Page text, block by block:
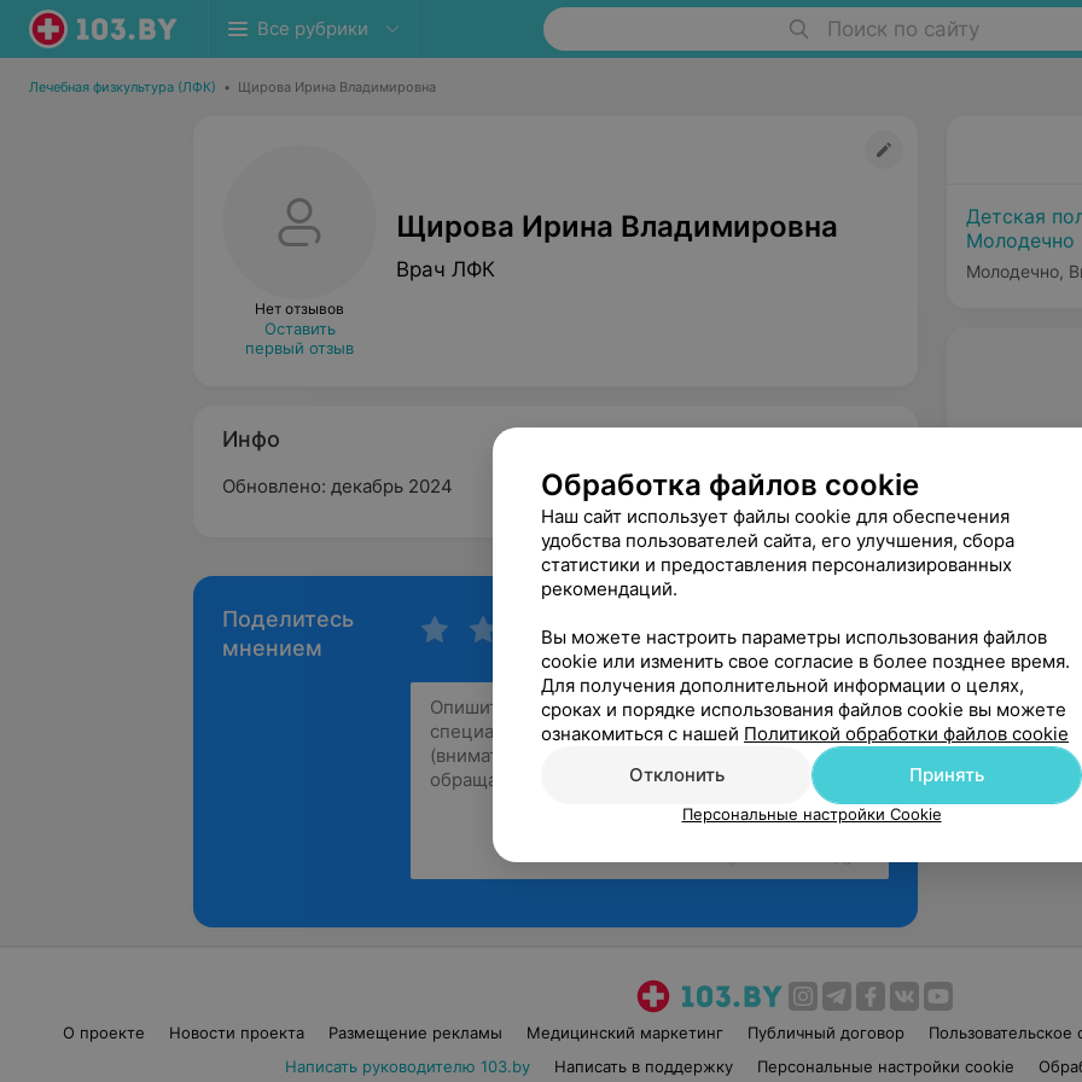
Все рубрики Поиск по сайту
Лечебная физкультура (ЛФК) • Щирова Ирина Владимировна
Нет отзывов
Оставить
первый отзыв
Щирова Ирина Владимировна
Врач ЛФК
Инфо
Обновлено: декабрь 2024
Поделитесь
мнением
Детская
Молодечно
Молодечно,
О проекте Новости проекта Размещение рекламы Медицинский маркетинг Публичный договор
Пользовательское
Написать руководителю 103.by
Написать в поддержку Персональные настройки cookie
Обработка файлов cookie
Наш сайт использует файлы cookie для обеспечения
удобства пользователей сайта, его улучшения, сбора
статистики и предоставления персонализированных
рекомендаций.
Вы можете настроить параметры использования файлов
cookie или изменить свое согласие в более позднее время.
Для получения дополнительной информации о целях,
сроках и порядке использования файлов cookie вы можете
ознакомиться с нашей Политикой обработки файлов cookie
Отклонить
Принять
Персональные настройки Cookie